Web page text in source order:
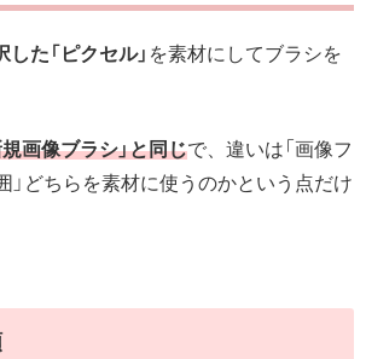
た「ピクセル」 を素材にしてブラシを
規画像ブラシ」と同じで、違いは「画像フ
」どちらを素材に使うのかという点だけ